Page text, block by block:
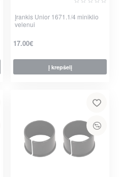
Įrankis Unior 1671.1/4 miniklio
velenui
17.00€
Į krepšelį